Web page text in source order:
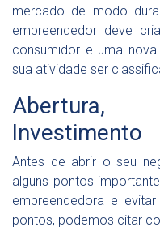
mercado de modo
empreendedor deve
consumidor e uma
sua atividade ser
Abertura,
Investimento
Antes de abrir o seu
alguns pontos
empreendedora e
pontos, podemos citar